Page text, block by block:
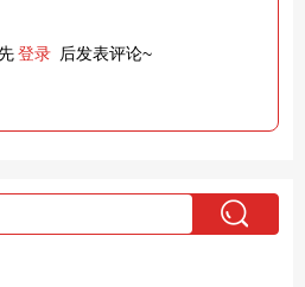
登录 后发表评论~